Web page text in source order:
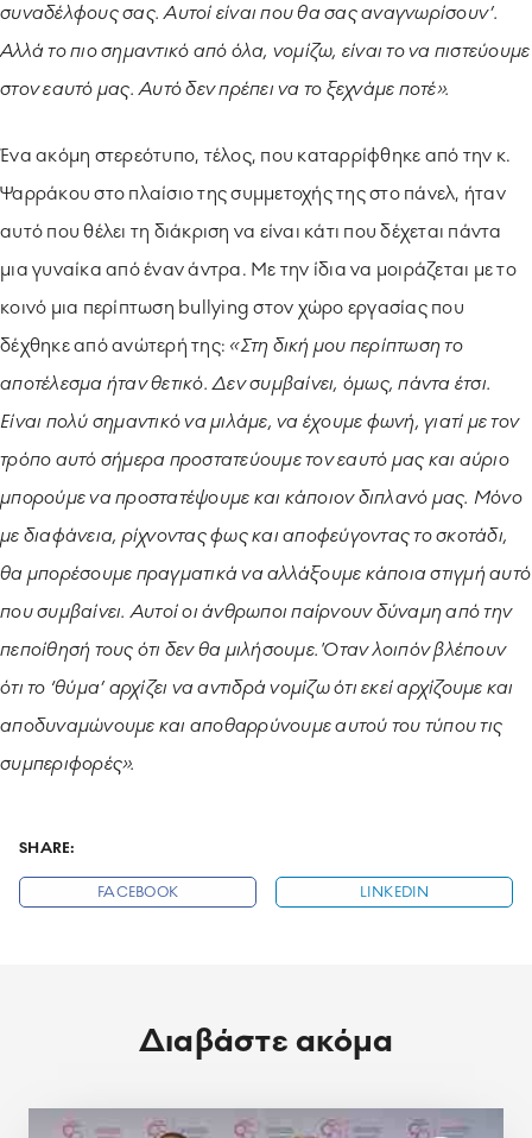
συναδέλφους σας. Αυτοί είναι που θα σας αναγνωρίσουν’.
Αλλά το πιο σημαντικό από όλα, νομίζω, είναι το να πιστεύουμε
στον εαυτό μας. Αυτό δεν πρέπει να το ξεχνάμε ποτέ».
Ένα ακόμη στερεότυπο, τέλος, που καταρρίφθηκε από την κ.
Ψαρράκου στο πλαίσιο της συμμετοχής της στο πάνελ, ήταν
αυτό που θέλει τη διάκριση να είναι κάτι που δέχεται πάντα
μια γυναίκα από έναν άντρα. Με την ίδια να μοιράζεται με το
κοινό μια περίπτωση bullying στον χώρο εργασίας που
δέχθηκε από ανώτερή της: «Στη δική μου περίπτωση το
αποτέλεσμα ήταν θετικό. Δεν συμβαίνει, όμως, πάντα έτσι.
Είναι πολύ σημαντικό να μιλάμε, να έχουμε φωνή, γιατί με τον
τρόπο αυτό σήμερα προστατεύουμε τον εαυτό μας και αύριο
μπορούμε να προστατέψουμε και κάποιον διπλανό μας. Μόνο
με διαφάνεια, ρίχνοντας φως και αποφεύγοντας το σκοτάδι,
θα μπορέσουμε πραγματικά να αλλάξουμε κάποια στιγμή αυτό
που συμβαίνει. Αυτοί οι άνθρωποι παίρνουν δύναμη από την
πεποίθησή τους ότι δεν θα μιλήσουμε. Όταν λοιπόν βλέπουν
ότι το ‘θύμα’ αρχίζει να αντιδρά νομίζω ότι εκεί αρχίζουμε και
αποδυναμώνουμε και αποθαρρύνουμε αυτού του τύπου τις
συμπεριφορές».
SHARE:
FACEBOOK LINKEDIN
Διαβάστε ακόμα